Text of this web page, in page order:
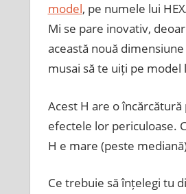
model, pe numele lui
Mi se pare inovativ,
această nouă
musai să te uiți pe
Acest H are o
efectele lor periculoase.
H e mare (peste
Ce trebuie să înțelegi tu